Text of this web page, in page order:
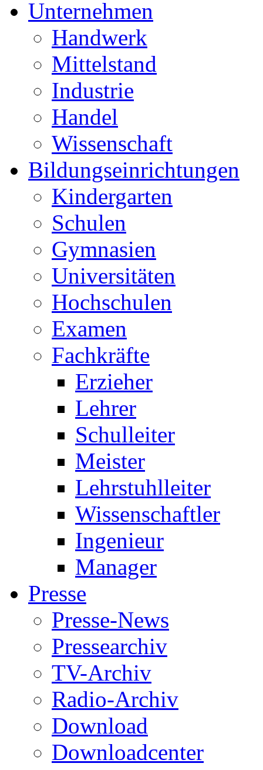
Unternehmen
Handwerk
Mittelstand
Industrie
Handel
Wissenschaft
Bildungseinrichtungen
Kindergarten
Schulen
Gymnasien
Universitäten
Hochschulen
Examen
Fachkräfte
Erzieher
Lehrer
Schulleiter
Meister
Lehrstuhlleiter
Wissenschaftler
Ingenieur
Manager
Presse
Presse-News
Pressearchiv
TV-Archiv
Radio-Archiv
Download
Downloadcenter